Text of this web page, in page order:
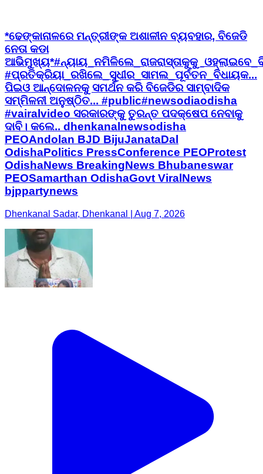
*ଢେଙ୍କାନାଳରେ ମନ୍ତ୍ରୀଙ୍କ ଅଶାଳୀନ ବ୍ୟବହାର, ବିଜେଡି
ନେତା କଡା
#ପ୍ରତିକ୍ରିୟା_ରଖିଲେ_ସୁଧୀର_ସାମଲ_ପୂର୍ବତନ_ବିଧାୟକ...
ପିଇଓ ଆନ୍ଦୋଳନକୁ ସମର୍ଥନ କରି ବିଜେଡିର ସାମ୍ବାଦିକ
ସମ୍ମିଳନୀ ଅନୁଷ୍ଠିତ... #public#newsodiaodisha
#vairalvideo ସରକାରଙ୍କୁ ତୁରନ୍ତ ପଦକ୍ଷେପ ନେବାକୁ
ଦାବି। କଲେ.. dhenkanalnewsodisha
PEOAndolan BJD BijuJanataDal
OdishaPolitics PressConference PEOProtest
OdishaNews BreakingNews Bhubaneswar
PEOSamarthan OdishaGovt ViralNews
bjppartynews
Dhenkanal Sadar, Dhenkanal | Aug 7, 2026